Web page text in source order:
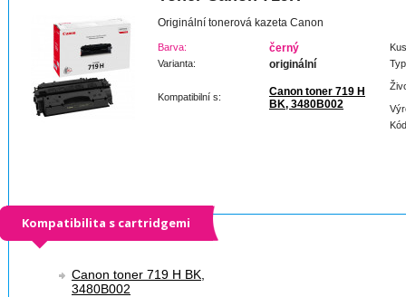
Originální tonerová kazeta Canon
Barva: černý
Varianta: originální
Kompatibilní s:
Canon toner 719 H
BK, 3480B002
Kompatibilita s cartridgemi
Canon toner 719 H BK,
3480B002